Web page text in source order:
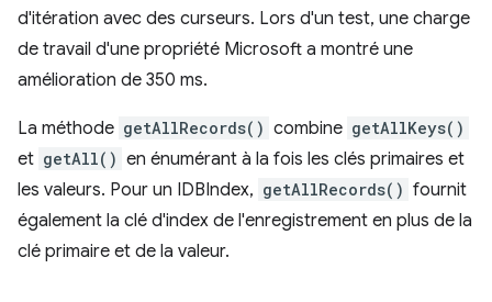
d'itération avec des curseurs. Lors d'un test, une charge
de travail d'une propriété Microsoft a montré une
amélioration de 350 ms.
La méthode getAllRecords() combine getAllKeys()
et getAll() en énumérant à la fois les clés primaires et
les valeurs. Pour un IDBIndex, getAllRecords() fournit
également la clé d'index de l'enregistrement en plus de la
clé primaire et de la valeur.